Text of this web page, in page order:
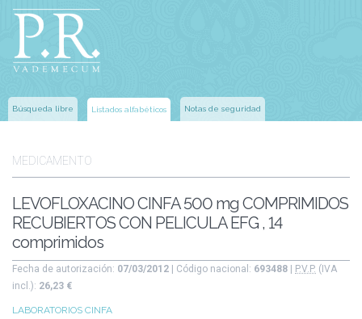
Búsqueda libre Listados alfabéticos Notas de seguridad
MEDICAMENTO
LEVOFLOXACINO CINFA 500 mg COMPRIMIDOS
RECUBIERTOS CON PELICULA EFG , 14
comprimidos
Fecha de autorización: 07/03/2012 | Código nacional: 693488 P.V.P. (IVA
incl.): 26,23 €
LABORATORIOS CINFA